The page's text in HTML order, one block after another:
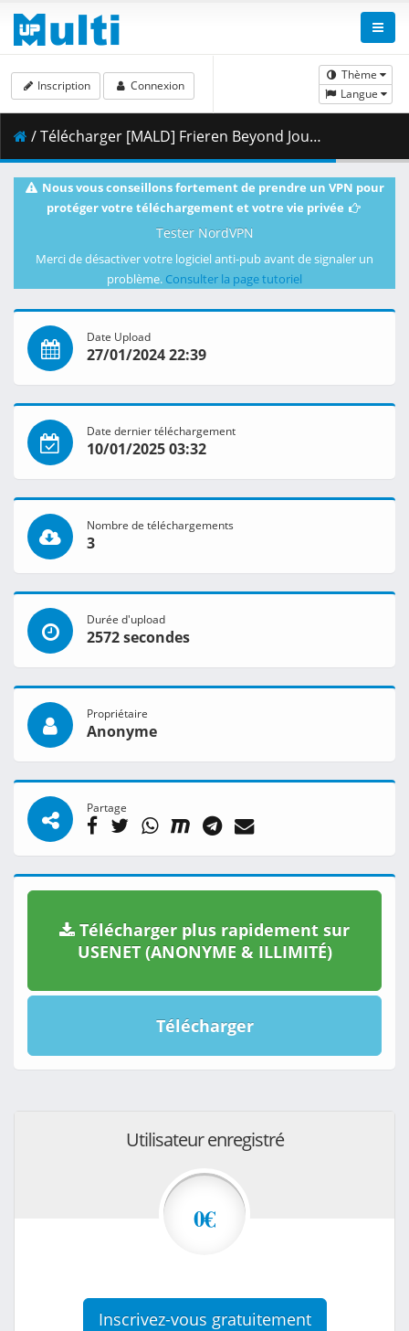
Thème
Langue
Inscription Connexion
/ Télécharger [MALD] Frieren Beyond Journey_s End (2023) S01E20 (1080p WEB-DL H264 SDR DDP 2.0 Japanese).mkv.001 ( 481.48 MB )
Nous vous conseillons fortement de prendre un VPN pour
protéger votre téléchargement et votre vie privée
Tester NordVPN
Merci de désactiver votre logiciel anti-pub avant de signaler un
problème. Consulter la page tutoriel
Date Upload
27/01/2024 22:39
Date dernier téléchargement
10/01/2025 03:32
Nombre de téléchargements
3
Durée d'upload
2572 secondes
Propriétaire
Anonyme
Partage
Télécharger plus rapidement sur
USENET (ANONYME & ILLIMITÉ)
Télécharger
Utilisateur enregistré
0€
Inscrivez-vous gratuitement